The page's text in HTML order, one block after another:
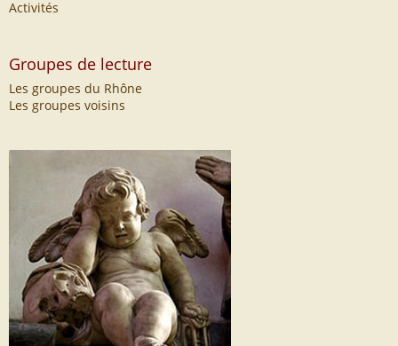
Activités
Groupes de lecture
Les groupes du Rhône
Les groupes voisins